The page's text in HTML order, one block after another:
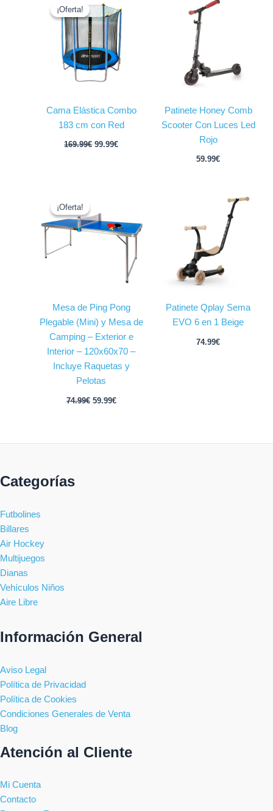
¡Oferta!
¡Oferta!
Cama Elástica Combo
183 cm con Red
169.99€
precio
original
era:
169.99€.
99.99€
precio
actual
es:
99.99€.
Patinete Honey Comb
Scooter Con Luces Led
Rojo
59.99€
¡Oferta!
¡Oferta!
Mesa de Ping Pong
Plegable (Mini) y Mesa de
Camping – Exterior e
Interior – 120x60x70 –
Incluye Raquetas y
Pelotas
74.99€
original
era:
74.99€.
59.99€
es:
59.99€.
Patinete Qplay Sema
EVO 6 en 1 Beige
74.99€
Categorías
Futbolines
Billares
Air Hockey
Multijuegos
Dianas
Vehículos Niños
Aire Libre
Información General
Aviso Legal
Política de Privacidad
Política de Cookies
Condiciones Generales de Venta
Blog
Atención al Cliente
Mi Cuenta
Contacto